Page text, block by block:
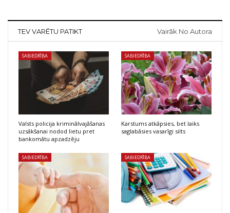
TEV VARĒTU PATIKT Vairāk No Autora
SABIEDRĪBA
Valsts policija kriminālvajāšanas
uzsākšanai nodod lietu pret
bankomātu apzadzēju
SABIEDRĪBA
Karstums atkāpsies, bet laiks
saglabāsies vasarīgi silts
SABIEDRĪBA SABIEDRĪBA